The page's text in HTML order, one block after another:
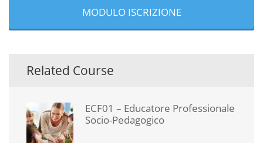
MODULO ISCRIZIONE
Related Course
ECF01 – Educatore Professionale
Socio-Pedagogico